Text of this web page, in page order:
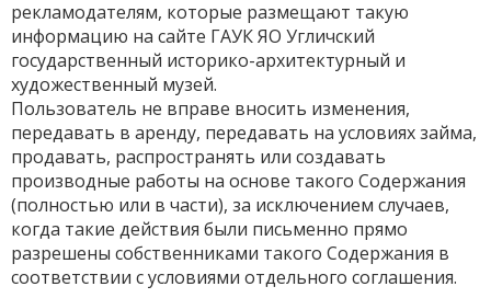
рекламодателям, которые размещают такую
информацию на сайте ГАУК ЯО Угличский
государственный историко-архитектурный и
художественный музей.
Пользователь не вправе вносить изменения,
передавать в аренду, передавать на условиях займа,
продавать, распространять или создавать
производные работы на основе такого Содержания
(полностью или в части), за исключением случаев,
когда такие действия были письменно прямо
разрешены собственниками такого Содержания в
соответствии с условиями отдельного соглашения.